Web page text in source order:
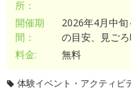
所：
開催期
間：
2026年4月中
の目安、見ご
料金:
無料
体験イベント・アクティビ